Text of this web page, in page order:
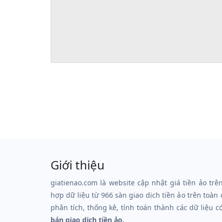
Giới thiệu
giatienao.com là website cập nhật giá tiền ảo
hợp dữ liệu từ 966 sàn giao dịch tiền ảo trên toàn
phân tích, thống kê, tính toán thành các dữ liệu
bán giao dịch tiền ảo.